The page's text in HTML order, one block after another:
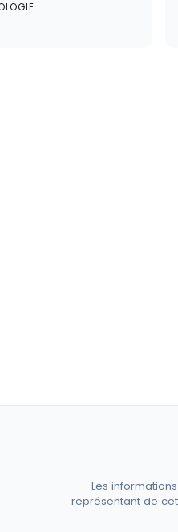
Les
représentant de